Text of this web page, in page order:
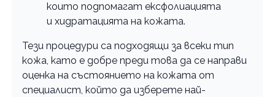
които подпомагат ексфолиацията
и хидратацията на кожата.
Тези процедури са подходящи за всеки тип
кожа, като е добре преди това да се направи
оценка на състоянието на кожата от
специалист, който да изберете най-